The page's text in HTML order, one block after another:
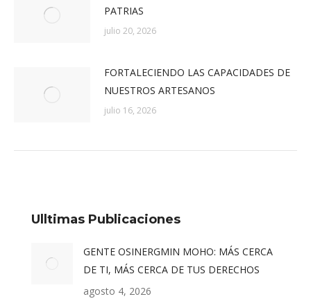
PATRIAS
julio 20, 2026
FORTALECIENDO LAS CAPACIDADES DE
NUESTROS ARTESANOS
julio 16, 2026
Ulltimas Publicaciones
GENTE OSINERGMIN MOHO: MÁS CERCA
DE TI, MÁS CERCA DE TUS DERECHOS
agosto 4, 2026